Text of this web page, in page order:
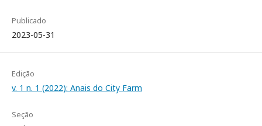
Publicado
2023-05-31
Edição
v. 1 n. 1 (2022): Anais do City Farm
Seção